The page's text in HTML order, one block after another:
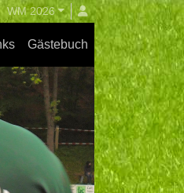
WM 2026
Gästebuch